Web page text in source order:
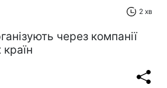
2 хв
через компанії